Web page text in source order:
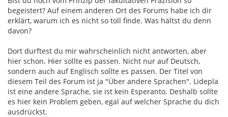
begeistert? Auf einem anderen Ort des Forums habe ich dir
erklärt, warum ich es nicht so toll finde. Was hältst du denn
davon?
Dort durftest du mir wahrscheinlich nicht antworten, aber
hier schon. Hier sollte es passen. Nicht nur auf Deutsch,
sondern auch auf Englisch sollte es passen. Der Titel von
diesem Teil des Forum ist ja "Über andere Sprachen". Lidepla
ist eine andere Sprache, sie ist kein Esperanto. Deshalb sollte
es hier kein Problem geben, egal auf welcher Sprache du dich
ausdrückst.